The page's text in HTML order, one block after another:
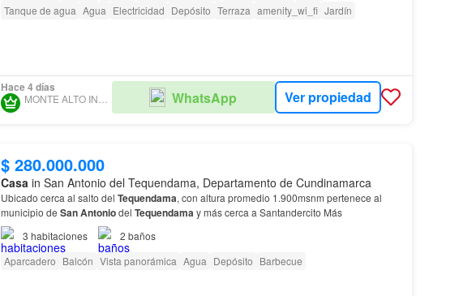
Tanque de agua Agua Electricidad Depósito Terraza amenity_wi_fi Jardín
Hace 4 días
MONTE ALTO INVERSIONES WhatsApp Ver propiedad
$ 280.000.000
Casa in San Antonio del Tequendama, Departamento de Cundinamarca
Ubicado cerca al salto del Tequendama, con altura promedio 1.900msnm pertenece al
municipio de SanAntoniodel Tequendamay más cerca a Santandercito Más
3 habitaciones 2 baños
Aparcadero Balcón Vista panorámica Agua Depósito Barbecue